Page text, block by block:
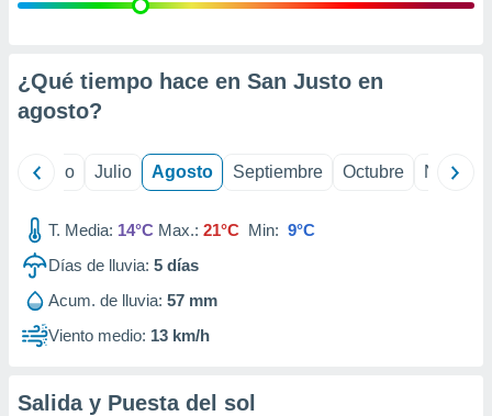
e
mediante
publicidad
de
1199
¿Qué tiempo hace en San Justo en
agosto?
Junio Julio Agosto Septiembre Octubre
T. Media: 14°C Max.: 21°C Min: 9°C
Días de lluvia: 5 días
Acum. de lluvia: 57 mm
Viento medio: 13 km/h
Salida y Puesta del sol